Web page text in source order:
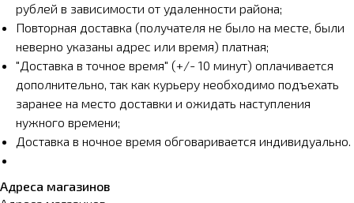
рублей в зависимости от удаленности района;
Повторная доставка (получателя не было на месте, были
неверно указаны адрес или время) платная;
"Доставка в точное время" (+/- 10 минут) оплачивается
дополнительно, так как курьеру необходимо подъехать
заранее на место доставки и ожидать наступления
нужного времени;
Доставка в ночное время обговаривается индивидуально.
Адреса магазинов